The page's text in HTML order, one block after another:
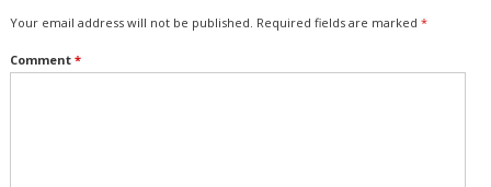
Your email address will not be published. Required fields are marked *
Comment *